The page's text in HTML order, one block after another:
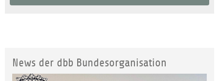
News der dbb Bundesorganisation